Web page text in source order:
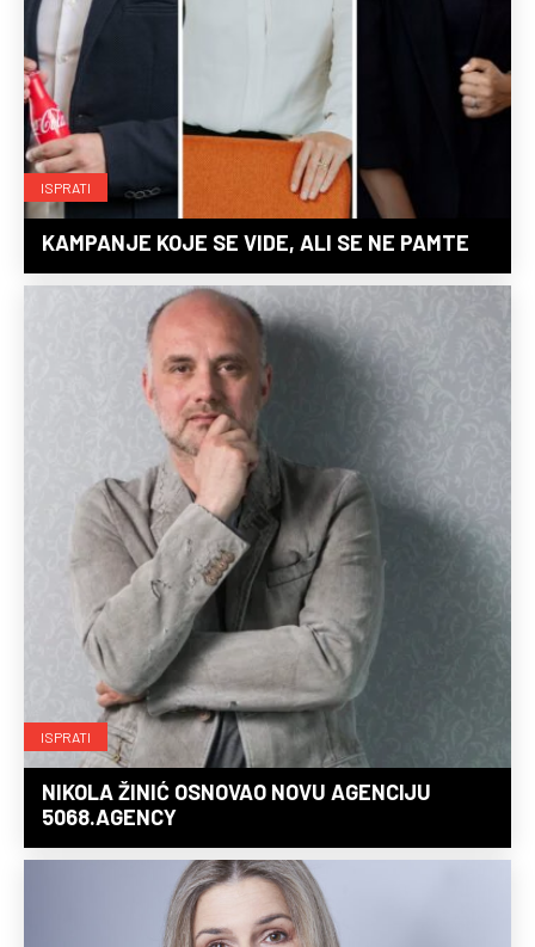
ISPRATI
KAMPANJE KOJE SE VIDE, ALI SE NE PAMTE
ISPRATI
NIKOLA ŽINIĆ OSNOVAO NOVU AGENCIJU
5068.AGENCY